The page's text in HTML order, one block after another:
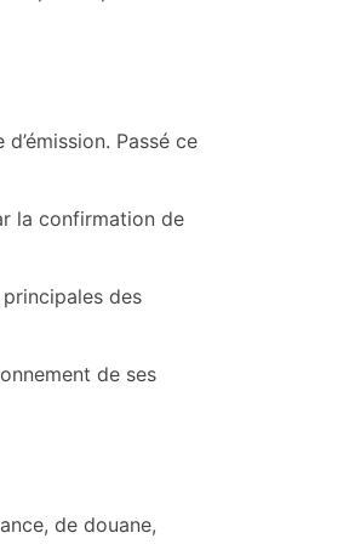
Passé ce
la confirmation de
des
de ses
de douane,